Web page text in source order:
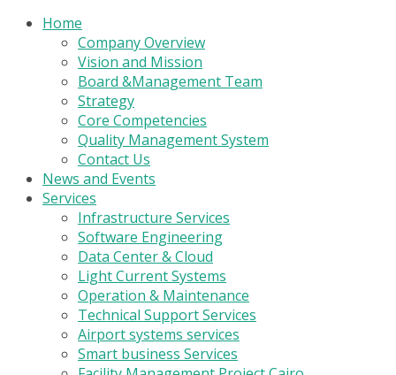
Home
Company Overview
Vision and Mission
Board &Management Team
Strategy
Core Competencies
Quality Management System
Contact Us
News and Events
Services
Infrastructure Services
Software Engineering
Data Center & Cloud
Light Current Systems
Operation & Maintenance
Technical Support Services
Airport systems services
Smart business Services